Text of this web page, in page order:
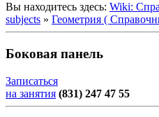
Вы находитесь здесь: Wiki:
subjects » Геометрия (
Боковая панель
Записаться
на занятия (831) 247 47 55